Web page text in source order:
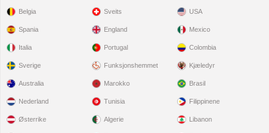
Belgia
Spania
Italia
Sverige
Sveits
England
Portugal
Funksjonshemmet
USA
Mexico
Colombia
Kjæledyr
Australia
Nederland
Østerrike
Marokko
Tunisia
Algerie
Brasil
Filippinene
Libanon